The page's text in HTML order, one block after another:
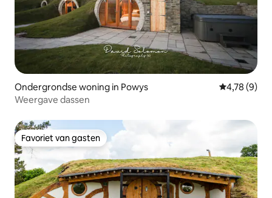
Ondergrondse woning in Powys
4,78 (9)
Weergave dassen
Favoriet van gasten
Favoriet van gasten